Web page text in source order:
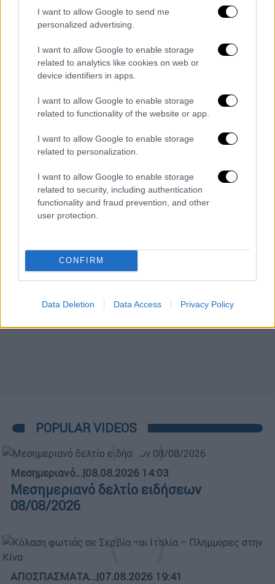
I want to allow Google to send me
personalized advertising.
I want to allow Google to enable storage
related to analytics like cookies on web or
device identifiers in apps.
I want to allow Google to enable storage
related to functionality of the website or app.
I want to allow Google to enable storage
related to personalization.
I want to allow Google to enable storage
related to security, including authentication
functionality and fraud prevention, and other
user protection.
CONFIRM
Data Deletion Data Access Privacy Policy
Επιστρέφει από την επόμενη Κυριακή 9
Φεβρουαρίου στην ΕΡΤ1 (16.00), ο νέος
Έλενας Κατρίτση
ΑΛΛΑ #TAGS
Έλενα Κατρίτση
ΕΡΤ1
Χρύσα Μιχαλοπούλου
Πασχάλης
Σωτήρης Κοντιζάς
POPULAR VIDEOS
Μεσημεριανό...|08.08.2026 14:03
Μεσημεριανό δελτίο ειδήσεων
08/08/2026
ΑΠΟΣΠΑΣΜΑΤΑ...|07.08.2026 19:41